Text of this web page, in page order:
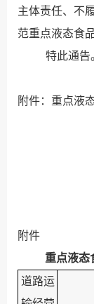
主体责任、不
范重点液态食
特此通告
附件：重点液
附件
重点液态
道路运